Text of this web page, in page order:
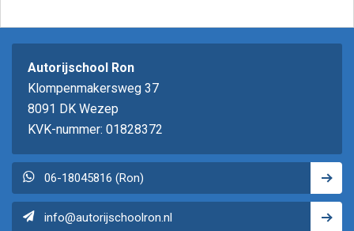
Autorijschool Ron
Klompenmakersweg 37
8091 DK Wezep
KVK-nummer: 01828372
06-18045816 (Ron)
info@autorijschoolron.nl